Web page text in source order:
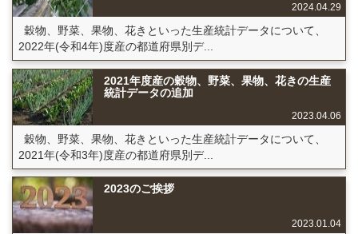
2024.04.29
穀物、野菜、果物、花きといった生産統計データについて、
2022年(令和4年)度産の都道府県別デ...
2021年度産の穀物、野菜、果物、花きの生産
統計データの追加
2023.04.06
穀物、野菜、果物、花きといった生産統計データについて、
2021年(令和3年)度産の都道府県別デ...
2023のご挨拶
2023.01.04